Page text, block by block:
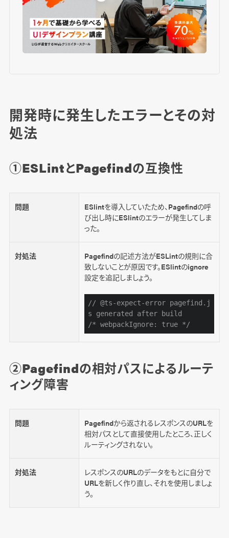
開発時に発生したエラーとその対
処法
①ESLintとPagefindの互換性
問題
ESlintを導入していたため、Pagefindの呼
び出し時にESlintのエラーが発生してしま
った。
対処法
Pagefindの記述方法がESLintの規則に合
致しないことが原因です。ESlintのignore
設定を追記しましょう。
// @ts-expect-error pagefind.j
s generated after build
/* webpackIgnore: true */
②Pagefindの相対パスによるルーテ
ィング障害
問題
Pagefindから返されるレスポンスのURLを
相対パスとして直接使用したところ、正しく
ルーティングされない。
対処法
レスポンスのURLのデータをもとに自分で
URLを新しく作り直し、それを使用しましょ
う。